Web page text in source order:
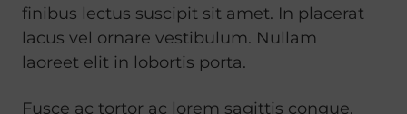
finibus lectus suscipit sit amet. In placerat
lacus vel ornare vestibulum. Nullam
laoreet elit in lobortis porta.
Fusce ac tortor ac lorem sagittis congue.